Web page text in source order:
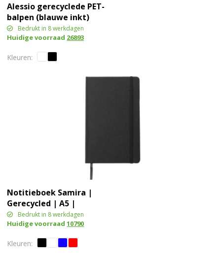
Alessio gerecyclede PET-
balpen (blauwe inkt)
Bedrukt in 8 werkdagen
Huidige voorraad 26893
Notitieboek Samira |
Gerecycled | A5 |
Gelijnd
Bedrukt in 8 werkdagen
Huidige voorraad10790